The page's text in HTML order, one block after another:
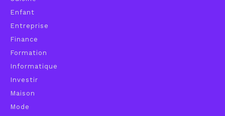
Enfant
Entreprise
Finance
Formation
Informatique
Investir
Maison
Mode